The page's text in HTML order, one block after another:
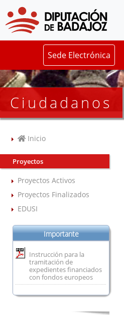
Sede Electrónica
Ciudadanos
Inicio
Proyectos
Proyectos Activos
Proyectos Finalizados
EDUSI
Importante
Instrucción para la
tramitación de
expedientes financiados
con fondos europeos